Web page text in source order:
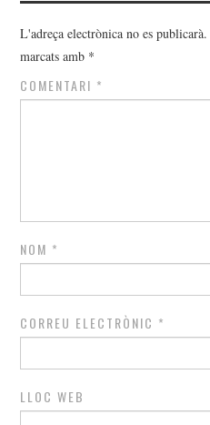
L'adreça electrònica no es publicarà.
marcats amb *
COMENTARI *
NOM *
CORREU ELECTRÒNIC *
LLOC WEB